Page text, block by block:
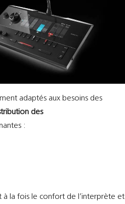
adaptés aux besoins des
des
:
à la fois le confort de l’interprète et